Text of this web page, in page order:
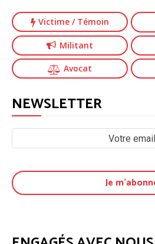
Victime / Témoin
Militant
Avocat
NEWSLETTER